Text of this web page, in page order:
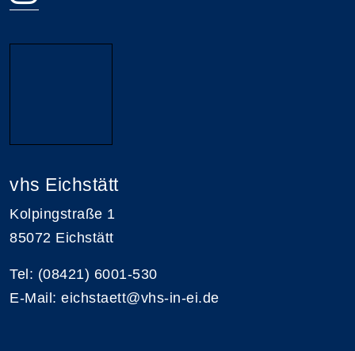
vhs Eichstätt
Kolpingstraße 1
85072 Eichstätt
Tel: (08421) 6001-530
E-Mail: eichstaett@vhs-in-ei.de